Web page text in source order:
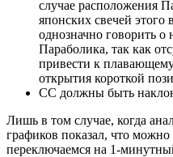
случае расположения
японских свечей этого
однозначно говорить о
Параболика, так как
привести к
открытия короткой
СС должны быть
Лишь в том случае, когда
графиков показал, что
переключаемся на 1-